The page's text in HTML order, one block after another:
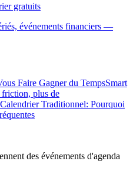
gratuits
événements financiers —
Faire Gagner du TempsSmart
plus de
Traditionnel: Pourquoi
des événements d'agenda